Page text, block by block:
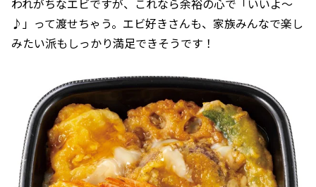
われがちなエビですが、これなら余裕の心で「いいよ〜
♪」って渡せちゃう。エビ好きさんも、家族みんなで楽し
みたい派もしっかり満足できそうです！